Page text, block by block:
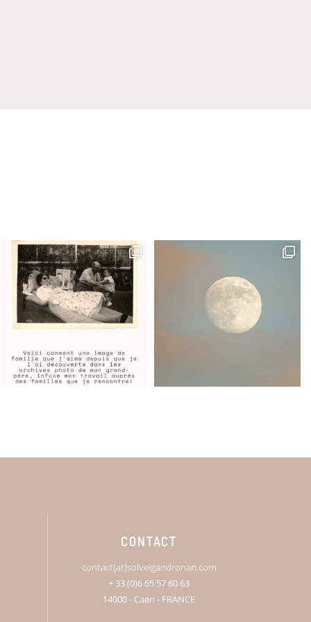
CONTACT
contact[at]solveigandronan.com
+ 33 (0)6 65 57 60 63
14000 - Caen - FRANCE